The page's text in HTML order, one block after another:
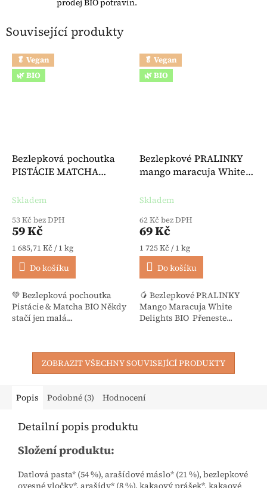
Související produkty
🥬 Vegan
🌿 BIO
Bezlepková pochoutka
PISTÁCIE MATCHA
Foodloose
Skladem
53 Kč bez DPH
59 Kč
Měrná cena:
1 685,71 Kč / 1 kg
Do košíku
💚 Bezlepková pochoutka
Pistácie & Matcha BIO Někdy
stačí jen malá...
🥬 Vegan
🌿 BIO
Bezlepkové PRALINKY
mango maracuja White
Foodloose
Skladem
62 Kč bez DPH
69 Kč
Měrná cena:
1 725 Kč / 1 kg
Do košíku
🥭 Bezlepkové PRALINKY
Mango Maracuja White
Delights BIO Přeneste...
ZOBRAZIT VŠECHNY SOUVISEJÍCÍ PRODUKTY
Popis Podobné (3) Hodnocení
Detailní popis produktu
Složení produktu:
Datlová pasta* (54 %), arašídové máslo* (21 %), bezlepkové